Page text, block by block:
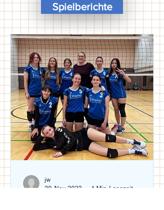
Spielberichte
jw
29. Nov. 2023
1 Min. Lesezeit